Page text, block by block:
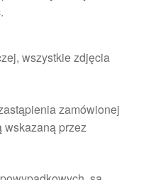
wszystkie zdjęcia
zamówionej
wskazaną przez